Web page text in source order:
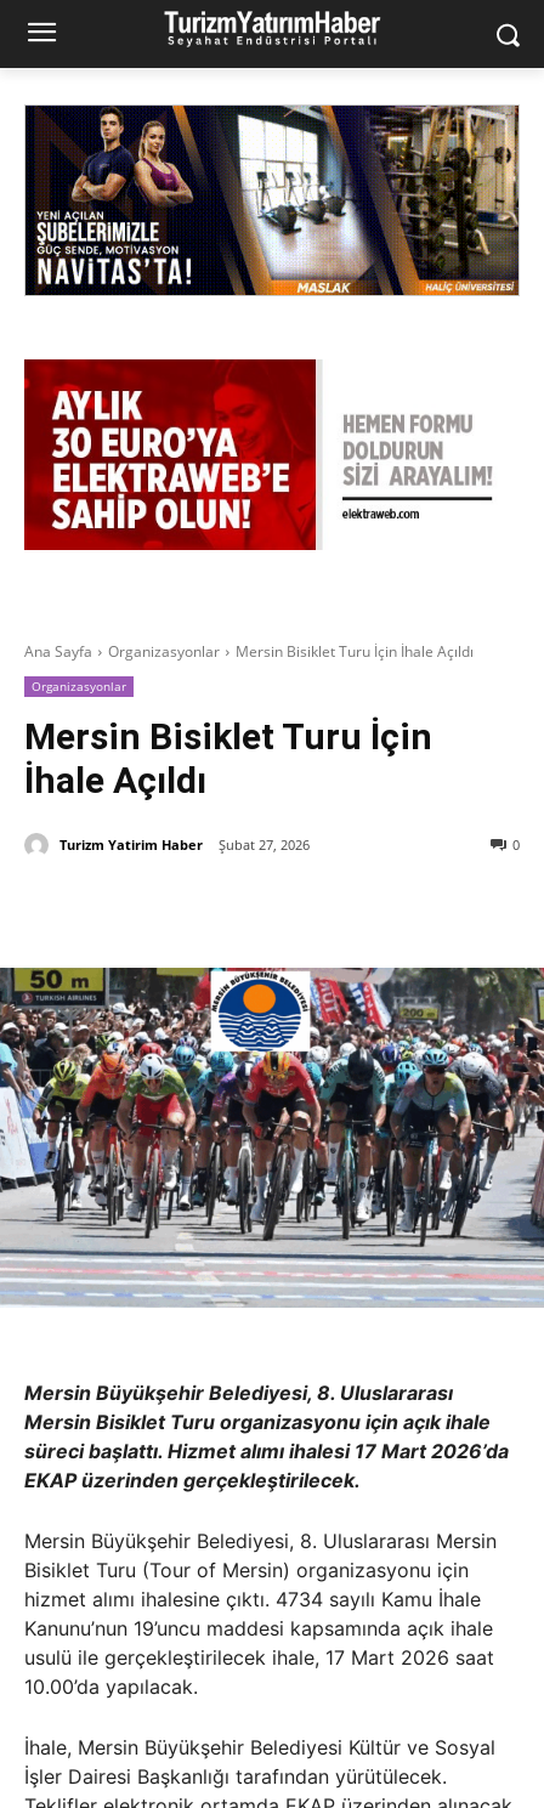
Ana Sayfa Organizasyonlar Mersin Bisiklet Turu İçin İhale Açıldı
Organizasyonlar
Mersin Bisiklet Turu İçin
İhale Açıldı
0
Turizm Yatirim Haber Şubat 27, 2026
Mersin Büyükşehir Belediyesi, 8. Uluslararası
Mersin Bisiklet Turu organizasyonu için açık ihale
süreci başlattı. Hizmet alımı ihalesi 17 Mart 2026’da
EKAP üzerinden gerçekleştirilecek.
Mersin Büyükşehir Belediyesi, 8. Uluslararası Mersin
Bisiklet Turu (Tour of Mersin) organizasyonu için
hizmet alımı ihalesine çıktı. 4734 sayılı Kamu İhale
Kanunu’nun 19’uncu maddesi kapsamında açık ihale
usulü ile gerçekleştirilecek ihale, 17 Mart 2026 saat
10.00’da yapılacak.
İhale, Mersin Büyükşehir Belediyesi Kültür ve Sosyal
İşler Dairesi Başkanlığı tarafından yürütülecek.